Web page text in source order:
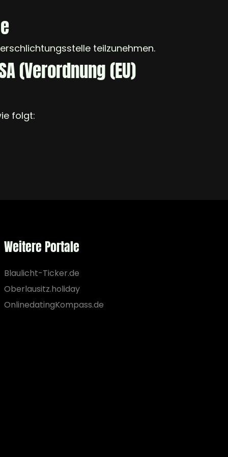
teilzunehmen.
(Verordnung (EU)
folgt:
Weitere Portale
Blaulicht-Ticker.de
Oberlausitz.holiday
OnlinedatingKompass.de